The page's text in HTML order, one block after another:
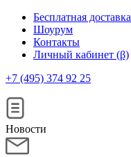
Бесплатная доставка
Шоурум
Контакты
Личный кабинет (β)
+7 (495) 374 92 25
Новости